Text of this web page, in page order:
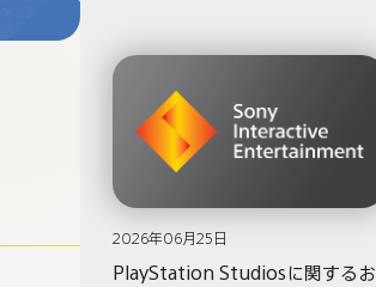
PlayStation Studiosに関するお
2026年06月25日